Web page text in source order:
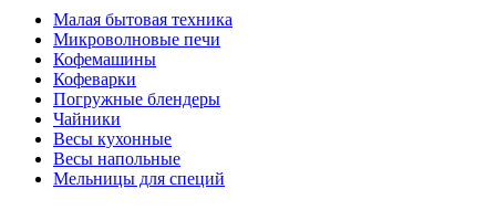
Малая бытовая техника
Микроволновые печи
Кофемашины
Кофеварки
Погружные блендеры
Чайники
Весы кухонные
Весы напольные
Мельницы для специй